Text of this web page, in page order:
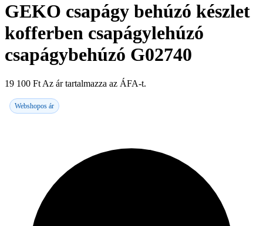
GEKO csapágy behúzó készlet
kofferben csapágylehúzó
csapágybehúzó G02740
19 100 Ft Az ár tartalmazza az ÁFA-t.
Webshopos ár